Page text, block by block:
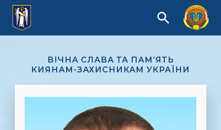
ВІЧНА СЛАВА ТА ПАМ’ЯТЬ
КИЯНАМ-ЗАХИСНИКАМ УКРАЇНИ